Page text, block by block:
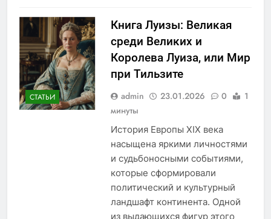
СТАТЬИ
Книга Луизы: Великая
среди Великих и
Королева Луиза, или Мир
при Тильзите
admin 23.01.2026 0
1
минуты
История Европы XIX века
насыщена яркими личностями
и судьбоносными событиями,
которые сформировали
политический и культурный
ландшафт континента. Одной
из выдающихся фигур этого